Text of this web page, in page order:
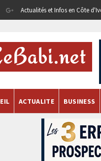
Actualités et Infos en Côte
ACTUALITE BUSINESS